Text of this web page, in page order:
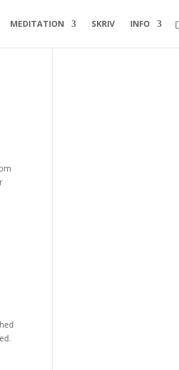
MEDITATION SKRIV INFO